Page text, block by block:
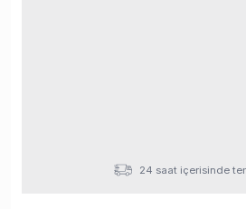
24 saat içerisinde